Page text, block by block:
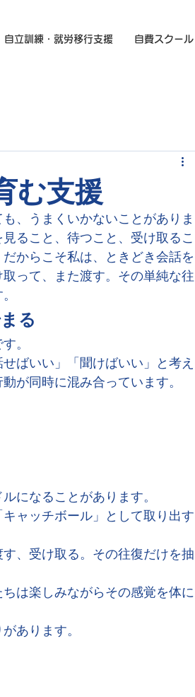
自立訓練・就労移行支援 自費スクール
む支援
、うまくいかないことがありま
ること、待つこと、受け取るこ
からこそ私は、ときどき会話を
って、また渡す。その単純な往
る
。
ばいい」「聞けばいい」と考え
が同時に混み合っています。
になることがあります。
ャッチボール」として取り出す
、受け取る。その往復だけを抽
は楽しみながらその感覚を体に
あります。